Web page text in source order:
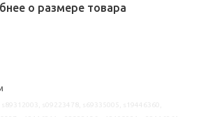
о размере товара